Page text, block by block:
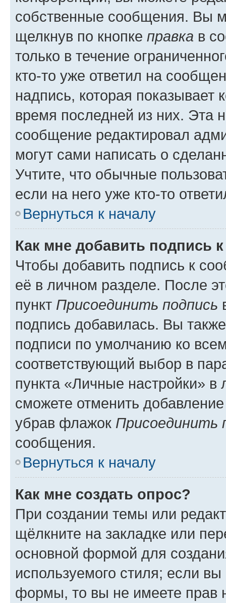
собственные сообщения. Вы
щелкнув по кнопке правка в
только в течение
кто-то уже ответил на
надпись, которая показывает
время последней из них. Эта
сообщение редактировал
могут сами написать о
Учтите, что обычные
если на него уже кто-то
Вернуться к началу
Как мне добавить подпись
Чтобы добавить подпись к
её в личном разделе. После
пункт Присоединить подпись
подпись добавилась. Вы
подписи по умолчанию ко
соответствующий выбор в
пункта «Личные настройки»
сможете отменить
убрав флажок Присоединить
сообщения.
Вернуться к началу
Как мне создать опрос?
При создании темы или
щёлкните на закладке или
основной формой для
используемого стиля; если
формы, то вы не имеете прав